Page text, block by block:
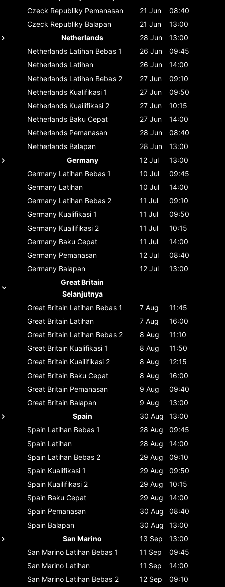
Czeck Republiky Pemanasan 21 Jun
08:40
Czeck Republiky Balapan 21 Jun
13:00
Netherlands
28 Jun
13:00
Netherlands Latihan Bebas 1 26 Jun
09:45
Netherlands Latihan 26 Jun
14:00
Netherlands Latihan Bebas 2 27 Jun
09:10
Netherlands Kualifikasi 1 27 Jun
09:50
Netherlands Kuailifikasi 2 27 Jun
10:15
Netherlands Baku Cepat 27 Jun
14:00
Netherlands Pemanasan 28 Jun
08:40
Netherlands Balapan 28 Jun
13:00
Germany
12 Jul
13:00
Germany Latihan Bebas 1 10 Jul
09:45
Germany Latihan 10 Jul
14:00
Germany Latihan Bebas 2 11 Jul
09:10
Germany Kualifikasi 1 11 Jul
09:50
Germany Kuailifikasi 2 11 Jul
10:15
Germany Baku Cepat 11 Jul
14:00
Germany Pemanasan 12 Jul
08:40
Germany Balapan 12 Jul
13:00
Great Britain
Selanjutnya
Great Britain Latihan Bebas 1 7 Aug
11:45
Great Britain Latihan 7 Aug
16:00
Great Britain Latihan Bebas 2 8 Aug
11:10
Great Britain Kualifikasi 1 8 Aug
11:50
Great Britain Kuailifikasi 2 8 Aug
12:15
Great Britain Baku Cepat 8 Aug
16:00
Great Britain Pemanasan 9 Aug
09:40
Great Britain Balapan 9 Aug
13:00
Spain
30 Aug
13:00
Spain Latihan Bebas 1 28 Aug
09:45
Spain Latihan 28 Aug
14:00
Spain Latihan Bebas 2 29 Aug
09:10
Spain Kualifikasi 1 29 Aug
09:50
Spain Kuailifikasi 2 29 Aug
10:15
Spain Baku Cepat 29 Aug
14:00
Spain Pemanasan 30 Aug
08:40
Spain Balapan 30 Aug
13:00
San Marino
13 Sep
13:00
San Marino Latihan Bebas 1 11 Sep
09:45
San Marino Latihan 11 Sep
14:00
San Marino Latihan Bebas 2 12 Sep
09:10